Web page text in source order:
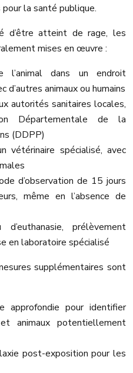
la santé publique.
d’être atteint de rage, les
mises en œuvre :
l’animal dans un endroit
d’autres animaux ou humains
autorités sanitaires locales,
Départementale de la
(DDPP)
vétérinaire spécialisé, avec
d’observation de 15 jours
même en l’absence de
prélèvement
en laboratoire spécialisé
supplémentaires sont
approfondie pour identifier
animaux potentiellement
post-exposition pour les